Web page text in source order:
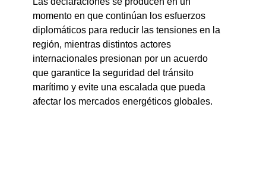
momento en que continúan los esfuerzos
diplomáticos para reducir las tensiones en la
región, mientras distintos actores
internacionales presionan por un acuerdo
que garantice la seguridad del tránsito
marítimo y evite una escalada que pueda
afectar los mercados energéticos globales.